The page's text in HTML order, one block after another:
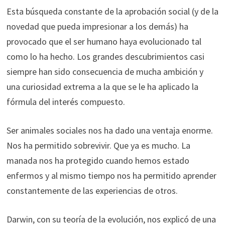
Esta búsqueda constante de la aprobación social (y de la
novedad que pueda impresionar a los demás) ha
provocado que el ser humano haya evolucionado tal
como lo ha hecho. Los grandes descubrimientos casi
siempre han sido consecuencia de mucha ambición y
una curiosidad extrema a la que se le ha aplicado la
fórmula del interés compuesto.
Ser animales sociales nos ha dado una ventaja enorme.
Nos ha permitido sobrevivir. Que ya es mucho. La
manada nos ha protegido cuando hemos estado
enfermos y al mismo tiempo nos ha permitido aprender
constantemente de las experiencias de otros.
Darwin, con su teoría de la evolución, nos explicó de una